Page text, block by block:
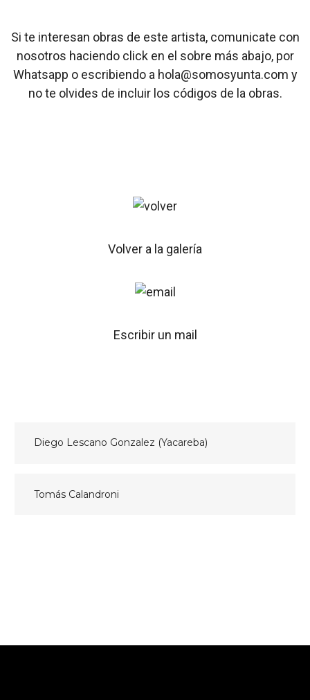
Si te interesan obras de este artista, comunicate con
nosotros haciendo click en el sobre más abajo, por
Whatsapp o escribiendo a hola@somosyunta.com y
no te olvides de incluir los códigos de la obras.
Volver a la galería
Escribir un mail
Navegación
entradas
Diego Lescano Gonzalez (Yacareba)
Tomás Calandroni